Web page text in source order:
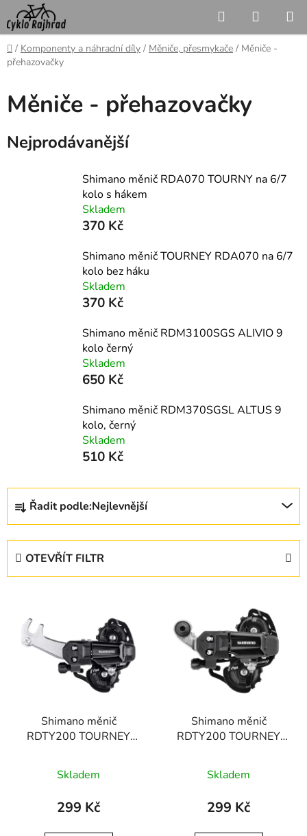
Přejít
na
obsah
Hledat
KOŠÍK
Domů
/ Komponenty a náhradní díly / Měniče, přesmykače / Měniče -
přehazovačky
Měniče - přehazovačky
Nejprodávanější
Shimano měnič RDA070 TOURNY na 6/7
kolo s hákem
Skladem
370 Kč
Shimano měnič TOURNEY RDA070 na 6/7
kolo bez háku
Skladem
370 Kč
Shimano měnič RDM3100SGS ALIVIO 9
kolo černý
Skladem
650 Kč
Shimano měnič RDM370SGSL ALTUS 9
kolo, černý
Skladem
510 Kč
Ř
z
Řadit podle:Nejlevnější
OTEVŘÍT FILTR
Shimano měnič
RDTY200 TOURNEY
hákem
Skladem
299 Kč
Shimano měnič
RDTY200 TOURNEY
háku
Skladem
299 Kč